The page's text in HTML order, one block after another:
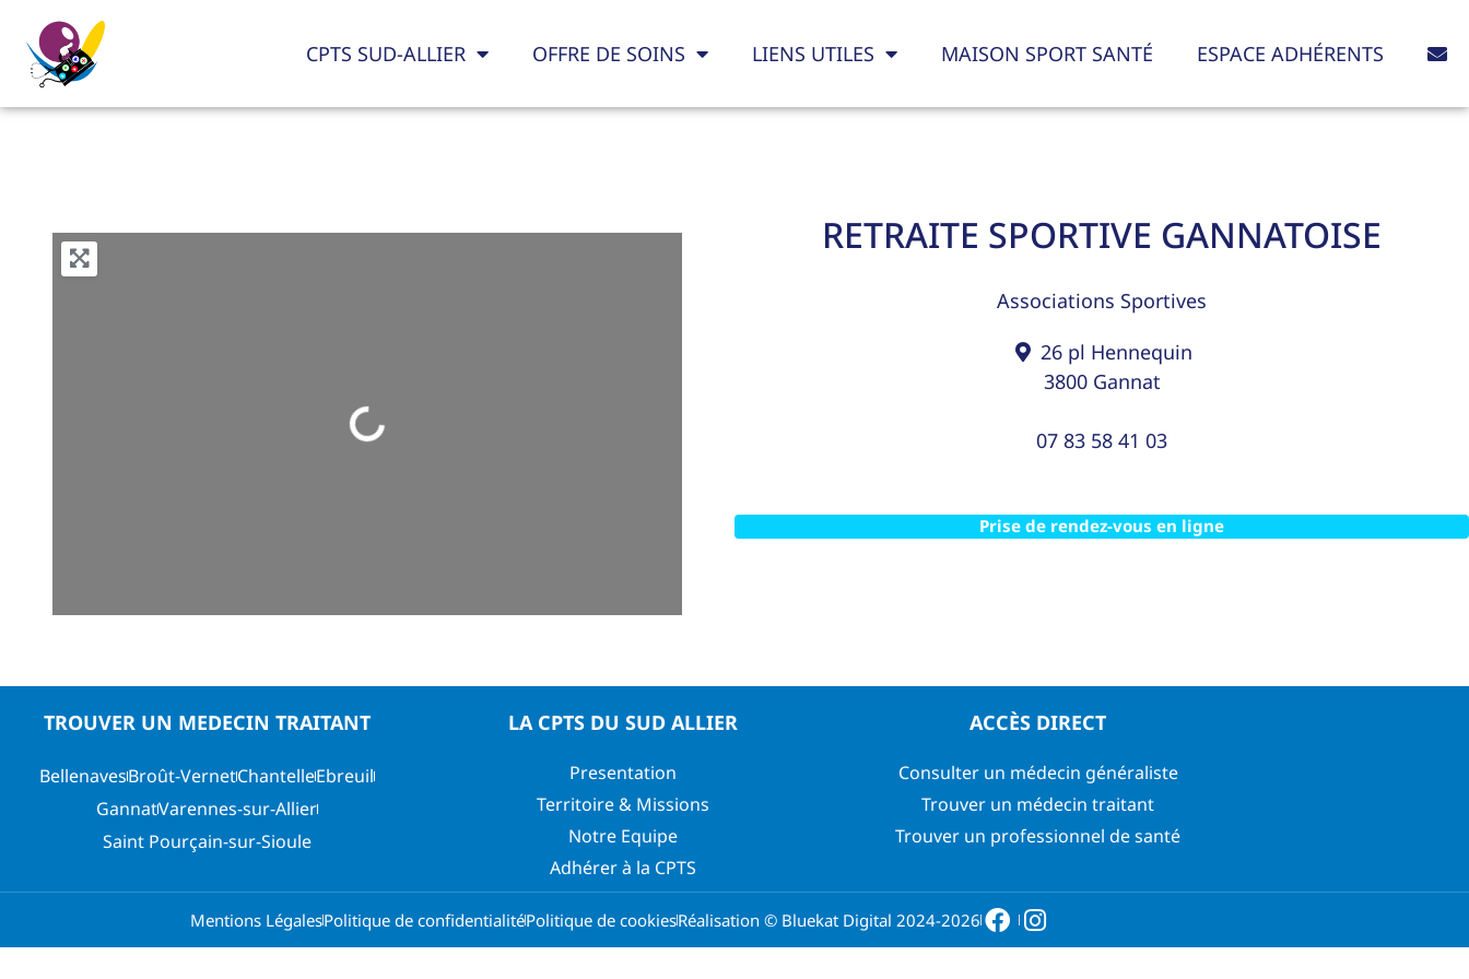
CPTS SUD-ALLIER OFFRE DE SOINS LIENS UTILES MAISON SPORT SANTÉ ESPACE ADHÉRENTS
Loading...
RETRAITE SPORTIVE GANNATOISE
Associations Sportives
26 pl Hennequin
3800 Gannat
07 83 58 41 03
Prise de rendez-vous en ligne
TROUVER UN MEDECIN TRAITANT
BellenavesBroût-VernetChantelleEbreuil
GannatVarennes-sur-Allier
Saint Pourçain-sur-Sioule
LA CPTS DU SUD ALLIER
Presentation
Territoire & Missions
Notre Equipe
Adhérer à la CPTS
ACCÈS DIRECT
Consulter un médecin généraliste
Trouver un médecin traitant
Trouver un professionnel de santé
Mentions LégalesPolitique de confidentialitéPolitique de cookiesRéalisation © Bluekat Digital 2024-2026